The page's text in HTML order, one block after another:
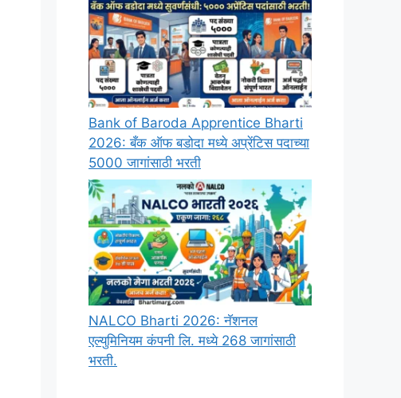
Bank of Baroda Apprentice Bharti
2026: बँक ऑफ बडोदा मध्ये अप्रेंटिस पदाच्या
5000 जागांसाठी भरती
NALCO Bharti 2026: नॅशनल
एल्युमिनियम कंपनी लि. मध्ये 268 जागांसाठी
भरती.